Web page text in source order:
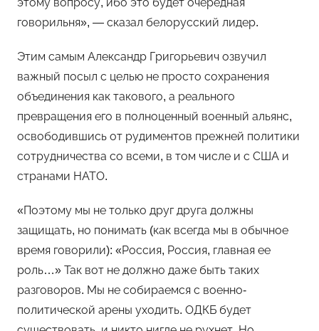
этому вопросу, ибо это будет очередная
говорильня», — сказал белорусский лидер.
Этим самым Александр Григорьевич озвучил
важный посыл с целью не просто сохранения
объединения как такового, а реального
превращения его в полноценный военный альянс,
освободившись от рудиментов прежней политики
сотрудничества со всеми, в том числе и с США и
странами НАТО.
«Поэтому мы не только друг друга должны
защищать, но понимать (как всегда мы в обычное
время говорили): «Россия, Россия, главная ее
роль…» Так вот не должно даже быть таких
разговоров. Мы не собираемся с военно-
политической арены уходить. ОДКБ будет